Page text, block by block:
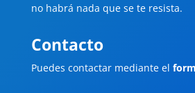
no habrá nada que se te resista.
Contacto
Puedes contactar mediante el